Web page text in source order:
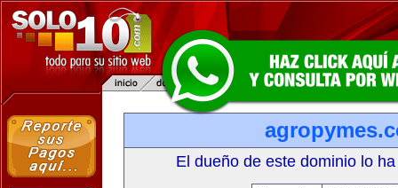
El dueño de este dominio lo